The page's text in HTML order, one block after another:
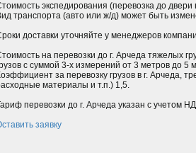
экспедирования (перевозка до
транспорта (авто или ж/д) может быть
доставки уточняйте у менеджеров
на перевозки до г. Арчеда тяжелых
с суммой 3-х измерений от 3 метров до
за перевозку грузов в г. Арчеда,
материалы и т.п.) 1,5.
перевозки до г. Арчеда указан с учетом
заявку